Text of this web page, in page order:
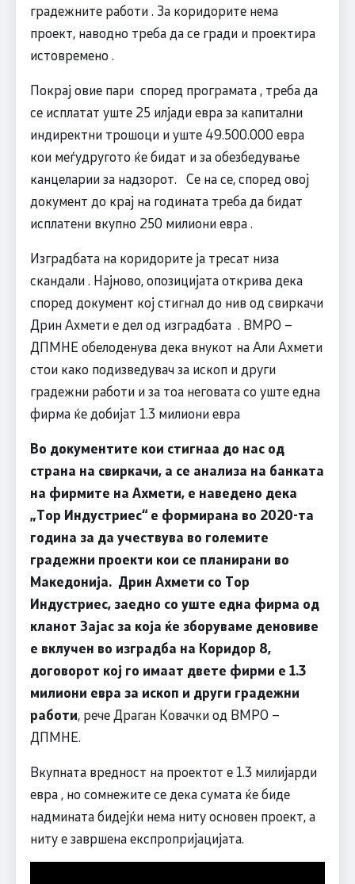
градежните работи . За коридорите нема
проект, наводно треба да се гради и проектира
истовремено .
Покрај овие пари според програмата , треба да
се исплатат уште 25 илјади евра за капитални
индиректни трошоци и уште 49.500.000 евра
кои меѓудругото ќе бидат и за обезбедување
канцеларии за надзорот. Се на се, според овој
документ до крај на годината треба да бидат
исплатени вкупно 250 милиони евра .
Изградбата на коридорите ја тресат низа
скандали . Најново, опозицијата открива дека
според документ кој стигнал до нив од свиркачи
Дрин Ахмети е дел од изградбата . ВМРО –
ДПМНЕ обелоденува дека внукот на Али Ахмети
стои како подизведувач за ископ и други
градежни работи и за тоа неговата со уште една
фирма ќе добијат 1.3 милиони евра
Во документите кои стигнаа до нас од
страна на свиркачи, а се анализа на банката
на фирмите на Ахмети, е наведено дека
„Тор Индустриес“ е формирана во 2020-та
година за да учествува во големите
градежни проекти кои се планирани во
Македонија. Дрин Ахмети со Тор
Индустриес, заедно со уште една фирма од
кланот Зајас за која ќе зборуваме деновиве
е вклучен во изградба на Коридор 8,
договорот кој го имаат двете фирми е 1.3
милиони евра за ископ и други градежни
работи, рече Драган Ковачки од ВМРО –
ДПМНЕ.
Вкупната вредност на проектот е 1.3 милијарди
евра , но сомнежите се дека сумата ќе биде
надмината бидејќи нема ниту основен проект, а
ниту е завршена експропријацијата.